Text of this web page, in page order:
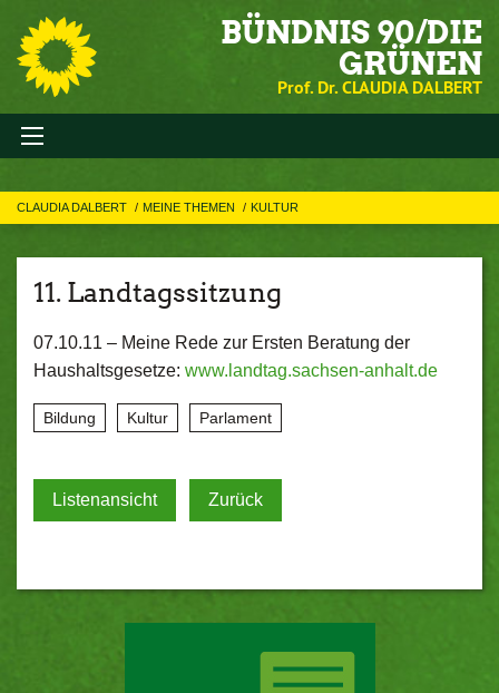
BÜNDNIS 90/DIE
GRÜNEN
Prof. Dr. CLAUDIA DALBERT
CLAUDIA DALBERT MEINE THEMEN KULTUR
11. Landtagssitzung
07.10.11 – Meine Rede zur Ersten Beratung der
Haushaltsgesetze: www.landtag.sachsen-anhalt.de
Bildung Kultur Parlament
Listenansicht Zurück